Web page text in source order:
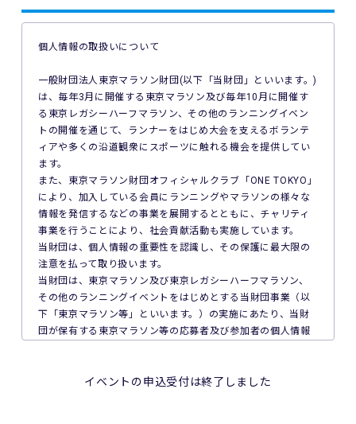
トへのエントリーができない場合があります。ご利用の端末
切の責任を負いません。
5. 公共交通機関の遅延、道路事情その他いかなる理由による
本イベントへの参加の遅刻又は不参加であっても、主催者は
一切責任を負わず、本イベントの参加料の返金等は一切行い
6. 本イベントの参加料についての領収証は発行いたしませ
7. 主催者は本イベントの参加者の疾病や紛失、その他の事故
に際し、主催者に故意又は重過失がある場合を除き、主催者
が加入する保険の給付額以上の損害を賠償する責任を負いま
せん。なお、本イベントの参加者は、自己の健康状態や体調
に注意を払うものとします。
8. 本イベント中の映像・写真・記事・記録・参加者の氏名、
び利用の権利は主催者に属します。
個人情報の取扱いについて
一般財団法人東京マラソン財団(以下「当財団」といいます。)
は、毎年3月に開催する東京マラソン及び毎年10月に開催す
る東京レガシーハーフマラソン、その他のランニングイベン
トの開催を通じて、ランナーをはじめ大会を支えるボランテ
ィアや多くの沿道観衆にスポーツに触れる機会を提供してい
ます。
また、東京マラソン財団オフィシャルクラブ「ONE TOKYO」
により、加入している会員にランニングやマラソンの様々な
情報を発信するなどの事業を展開するとともに、チャリティ
事業を行うことにより、社会貢献活動も実施しています。
当財団は、個人情報の重要性を認識し、その保護に最大限の
注意を払って取り扱います。
当財団は、東京マラソン及び東京レガシーハーフマラソン、
その他のランニングイベントをはじめとする当財団事業（以
下「東京マラソン等」といいます。）の実施にあたり、当財
団が保有する東京マラソン等の応募者及び参加者の個人情報
1. 法令、国が定める指針その他の規範の遵守について
イベントの申込受付は終了しました